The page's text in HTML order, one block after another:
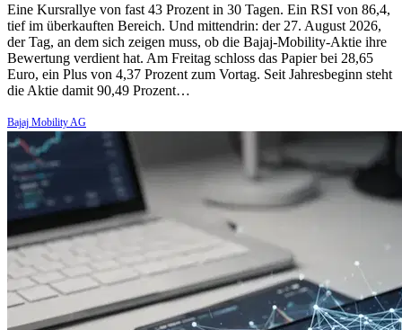
Eine Kursrallye von fast 43 Prozent in 30 Tagen. Ein RSI von 86,4,
tief im überkauften Bereich. Und mittendrin: der 27. August 2026,
der Tag, an dem sich zeigen muss, ob die Bajaj-Mobility-Aktie ihre
Bewertung verdient hat. Am Freitag schloss das Papier bei 28,65
Euro, ein Plus von 4,37 Prozent zum Vortag. Seit Jahresbeginn steht
die Aktie damit 90,49 Prozent…
Bajaj Mobility AG